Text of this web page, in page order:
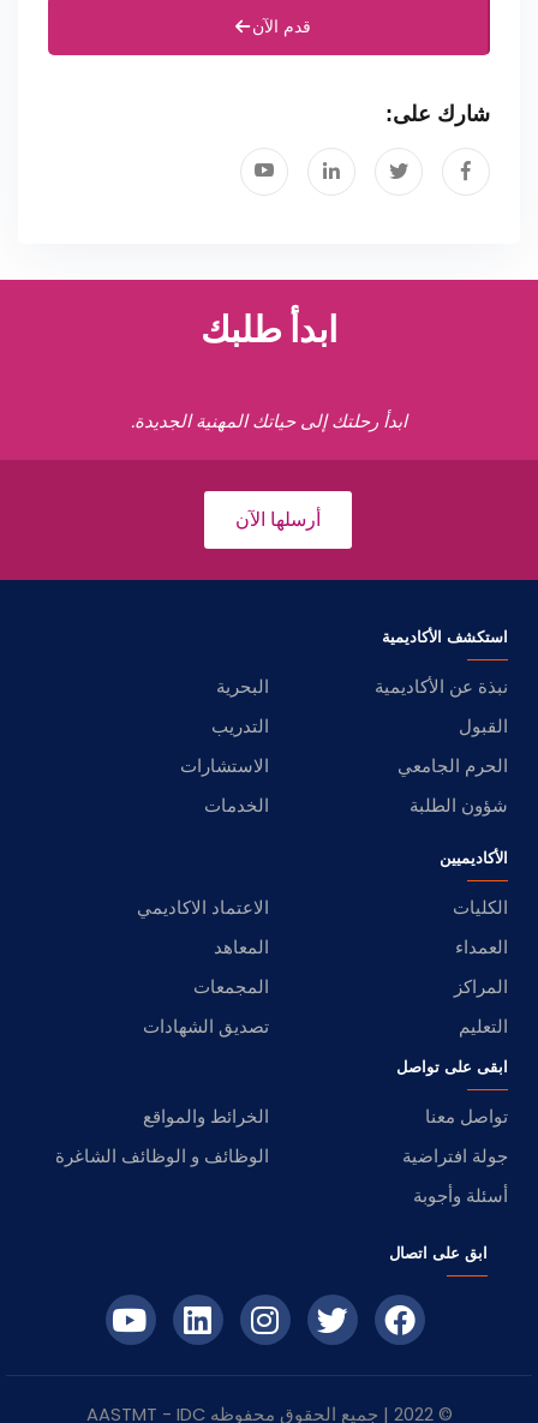
قدم الآن
شارك على:
ابدأ طلبك
ابدأ رحلتك إلى حياتك المهنية الجديدة.
أرسلها الآن
استكشف الأكاديمية
نبذة عن الأكاديمية
البحرية
القبول
التدريب
الحرم الجامعي
الاستشارات
شؤون الطلبة
الخدمات
الأكاديميين
الكليات
الاعتماد الاكاديمي
العمداء
المعاهد
المراكز
المجمعات
التعليم
تصديق الشهادات
ابقى على تواصل
تواصل معنا
الخرائط والمواقع
جولة افتراضية
الوظائف و الوظائف الشاغرة
أسئلة وأجوبة
ابق على اتصال
© 2022 | جميع الحقوق محفوظه IDC
- AASTMT